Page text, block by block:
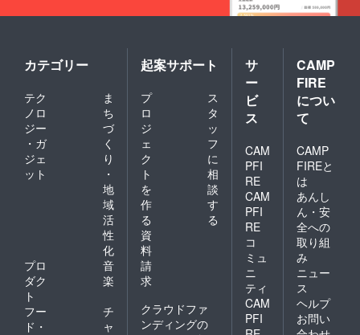
IO
LADYB
招待 チ
ケット5
2026年
月頃開
催予定
・場所 :
広島県
民文化
ターふ
くやま
※支援者
様の交
通費や
滞在費
は各自
でご負
担くだ
カテゴリー
テク
ノロ
ジー
・ガ
ジェ
ット
ま
ち
づ
く
り
・
地
域
活
性
化
プロ
ダク
ト
音
楽
フー
ド・
チ
ャ
起案サポート
プ
ロ
ジ
ェ
ク
ト
を
作
る
ス
タ
ッ
フ
に
相
談
す
る
資
料
請
求
クラウドファ
ンディングの
サ
ー
ビ
ス
CAM
PFI
RE
CAM
PFI
RE
コ
ミュ
ニ
ティ
CAM
PFI
CAMP
FIRE
につい
て
CAMP
FIREと
は
あんし
ん・安
全への
取り組
み
ニュー
ス
ヘルプ
お問い